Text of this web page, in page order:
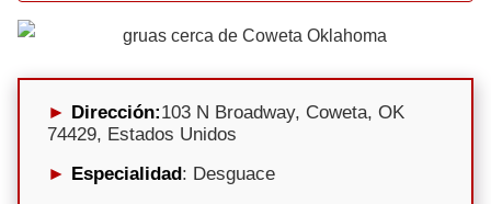
Dirección:103 N Broadway, Coweta, OK
74429, Estados Unidos
Especialidad: Desguace